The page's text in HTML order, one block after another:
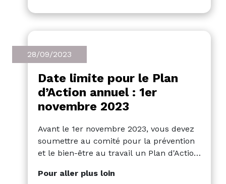
28/09/2023
Date limite pour le Plan
d’Action annuel : 1er
novembre 2023
Avant le 1er novembre 2023, vous devez
soumettre au comité pour la prévention
et le bien-être au travail un Plan d'Action
compris le plan global de prévention
Pour aller plus loin